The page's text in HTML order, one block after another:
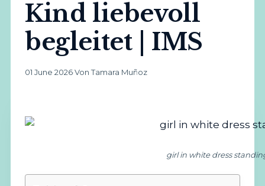
Kind liebevoll
begleitet | IMS
01 June 2026·Von Tamara Muñoz
girl in white dress